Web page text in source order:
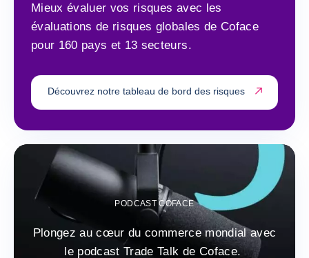
Mieux évaluer vos risques avec les
évaluations de risques globales de Coface
pour 160 pays et 13 secteurs.
Découvrez notre tableau de bord des risques
PODCAST COFACE
Plongez au cœur du commerce mondial avec
le podcast Trade Talk de Coface.